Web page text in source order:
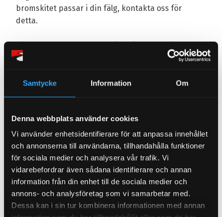
Samtycke Information Om
Denna webbplats använder cookies
Vi använder enhetsidentifierare för att anpassa innehållet
och annonserna till användarna, tillhandahålla funktioner
för sociala medier och analysera vår trafik. Vi
vidarebefordrar även sådana identifierare och annan
information från din enhet till de sociala medier och
annons- och analysföretag som vi samarbetar med.
Dessa kan i sin tur kombinera informationen med annan
bromskitet passar i din fälg, kontakta oss för
detta.
bromskit: 330 mm = 17” | 356 mm = 18”
Du kan välja bromskivan i ett borrat eller slitstat
utförande. Den borrade skivan väljer du som skall
således att fis-köra en hel del. Här kan den slitsade
skivan ställa till det en del. Slitsarna ger en
resonans i skivan som låter en del och använder du
denna bromsskivan fel (för mesigt och med
standard belägg) så kan du lättare få en vibration i
bromsar. Detta får du ej lika lätt med den borrade
skivan.